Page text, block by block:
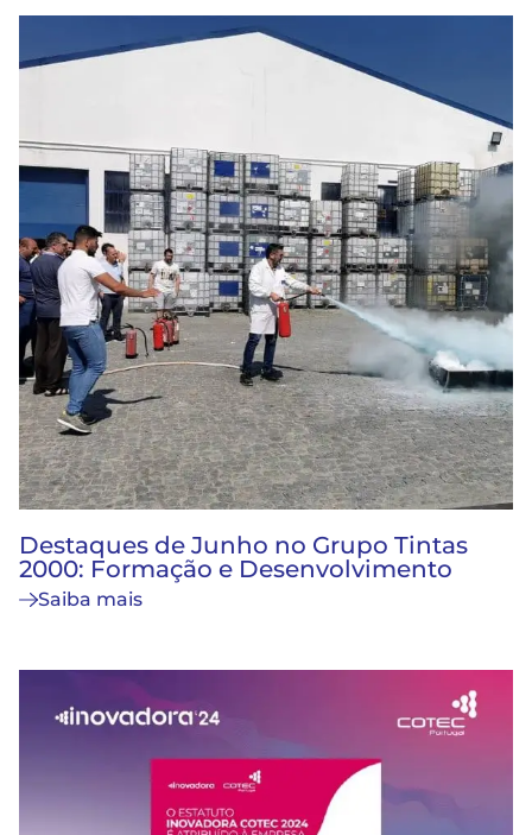
Destaques de Junho no Grupo Tintas
2000: Formação e Desenvolvimento
Saiba mais